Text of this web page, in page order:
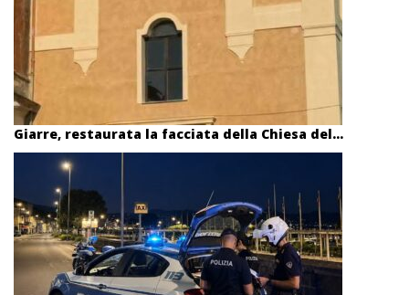
Giarre, restaurata la facciata della Chiesa del...